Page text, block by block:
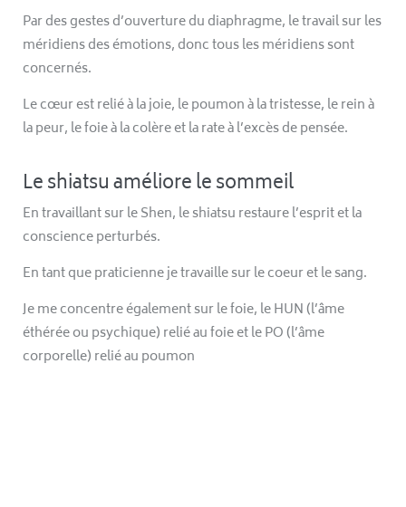
Par des gestes d’ouverture du diaphragme, le travail sur les
méridiens des émotions, donc tous les méridiens sont
concernés.
Le cœur est relié à la joie, le poumon à la tristesse, le rein à
la peur, le foie à la colère et la rate à l’excès de pensée.
Le shiatsu améliore le sommeil
En travaillant sur le Shen, le shiatsu restaure l’esprit et la
conscience perturbés.
En tant que praticienne je travaille sur le coeur et le sang.
Je me concentre également sur le foie, le HUN (l’âme
éthérée ou psychique) relié au foie et le PO (l’âme
corporelle) relié au poumon